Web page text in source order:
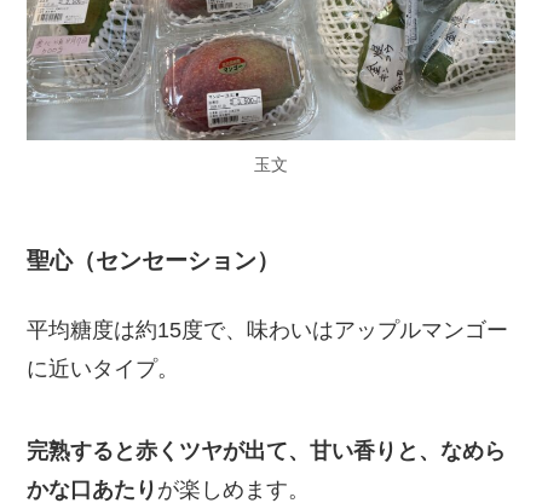
玉文
聖心（センセーション）
平均糖度は約15度で、味わいはアップルマンゴー
に近いタイプ。
完熟すると赤くツヤが出て、甘い香りと、なめら
かな口あたり が楽しめます。